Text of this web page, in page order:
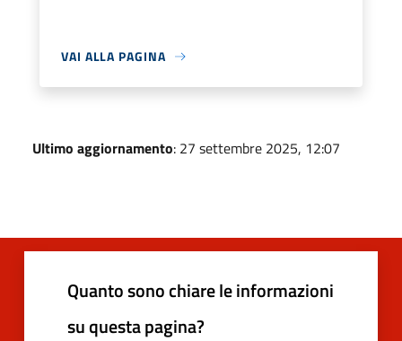
VAI ALLA PAGINA
Ultimo aggiornamento: 27 settembre 2025, 12:07
Quanto sono chiare le informazioni
su questa pagina?